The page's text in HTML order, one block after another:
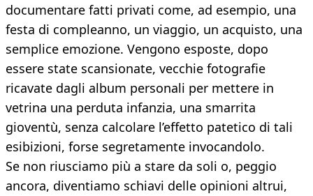
documentare fatti privati come, ad esempio, una
festa di compleanno, un viaggio, un acquisto, una
semplice emozione. Vengono esposte, dopo
essere state scansionate, vecchie fotografie
ricavate dagli album personali per mettere in
vetrina una perduta infanzia, una smarrita
gioventù, senza calcolare l’effetto patetico di tali
esibizioni, forse segretamente invocandolo.
Se non riusciamo più a stare da soli o, peggio
ancora, diventiamo schiavi delle opinioni altrui,